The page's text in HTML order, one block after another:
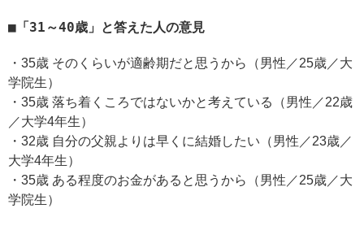
「31～40歳」と答えた人の意見
・35歳 そのくらいが適齢期だと思うから（男性／25歳／大
学院生）
・35歳 落ち着くころではないかと考えている（男性／22歳
／大学4年生）
・32歳 自分の父親よりは早くに結婚したい（男性／23歳／
大学4年生）
・35歳 ある程度のお金があると思うから（男性／25歳／大
学院生）